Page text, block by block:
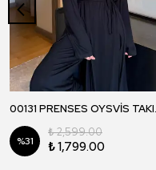
00131
%31
₺ 2,599.00
₺ 1,799.00